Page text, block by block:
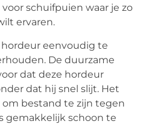
schuifpuien waar je zo
ervaren.
hordeur eenvoudig te
De duurzame
dat deze hordeur
dat hij snel slijt. Het
om bestand te zijn tegen
gemakkelijk schoon te